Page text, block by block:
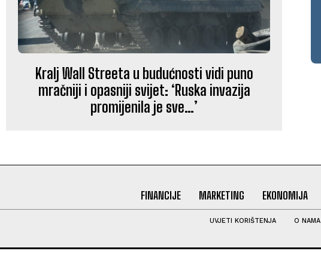
Kralj Wall Streeta u budućnosti vidi puno
mračniji i opasniji svijet: ‘Ruska invazija
promijenila je sve…’
FINANCIJE MARKETING EKONOMIJA
UVJETI KORIŠTENJA O NAMA